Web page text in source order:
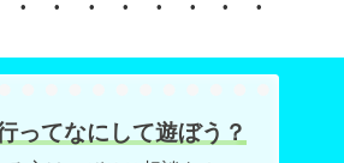
ってなにして遊ぼう？